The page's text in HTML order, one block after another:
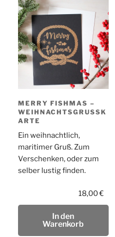
MERRY FISHMAS –
WEIHNACHTSGRUSSKA
RTE
Ein weihnachtlich,
maritimer Gruß. Zum
Verschenken, oder zum
selber lustig finden.
18,00€
In den
Warenkorb